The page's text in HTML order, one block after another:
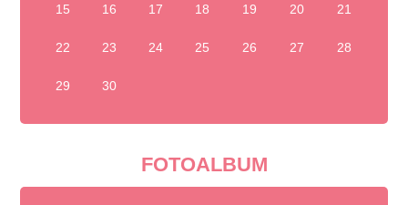
15 16 17 18 19 20 21
22 23 24 25 26 27 28
29 30
FOTOALBUM